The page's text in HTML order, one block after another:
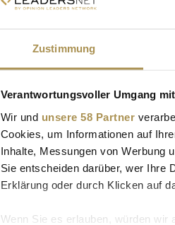
Zustimmung
Verantwortungsvoller Umgang
Wir und unsere 58 Partner
Cookies, um Informationen auf
Inhalte, Messungen von Werbung
Sie entscheiden darüber, wer Ihre
Erklärung oder durch Klicken auf
Wenn Sie es erlauben, würden wir